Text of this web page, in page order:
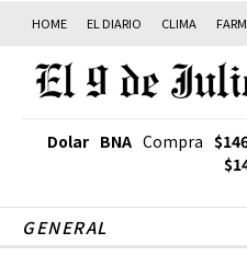
HOME EL DIARIO CLIMA
Dolar BNA Compra
GENERAL